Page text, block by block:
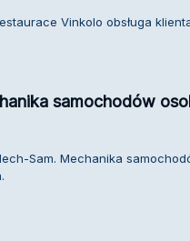
Vinkolo obsługa
samochodów
Sam. Mechanika